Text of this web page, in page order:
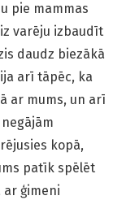
pie mammas
varēju izbaudīt
daudz biezākā
arī tāpēc, ka
ar mums, un arī
kopā,
patīk spēlēt
ar ģimeni